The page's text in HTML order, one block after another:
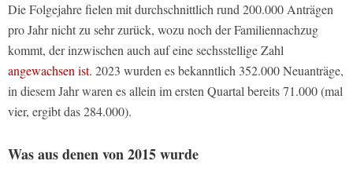
Die Folgejahre fielen mit durchschnittlich rund 200.000 Anträgen
pro Jahr nicht zu sehr zurück, wozu noch der Familiennachzug
kommt, der inzwischen auch auf eine sechsstellige Zahl
angewachsen ist. 2023 wurden es bekanntlich 352.000 Neuanträge,
in diesem Jahr waren es allein im ersten Quartal bereits 71.000 (mal
vier, ergibt das 284.000).
Was aus denen von 2015 wurde